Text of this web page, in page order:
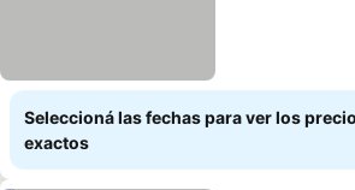
Seleccioná las fechas para ver los
exactos